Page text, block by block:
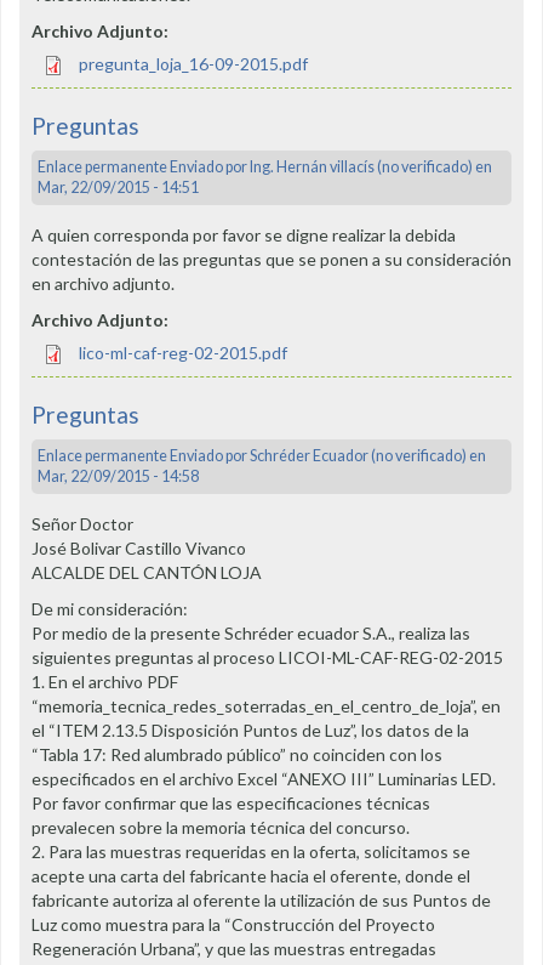
Archivo Adjunto:
pregunta_loja_16-09-2015.pdf
Preguntas
Enlace permanente Enviado por Ing. Hernán villacís (no verificado) en
Mar, 22/09/2015 - 14:51
A quien corresponda por favor se digne realizar la debida
contestación de las preguntas que se ponen a su consideración
en archivo adjunto.
Archivo Adjunto:
lico-ml-caf-reg-02-2015.pdf
Preguntas
Enlace permanente Enviado porSchréder Ecuador (no verificado) en
Mar, 22/09/2015 - 14:58
Señor Doctor
José Bolivar Castillo Vivanco
ALCALDE DEL CANTÓN LOJA
De mi consideración:
Por medio de la presente Schréder ecuador S.A., realiza las
siguientes preguntas al proceso LICOI-ML-CAF-REG-02-2015
1. En el archivo PDF
“memoria_tecnica_redes_soterradas_en_el_centro_de_loja”, en
el “ITEM 2.13.5 Disposición Puntos de Luz”, los datos de la
“Tabla 17: Red alumbrado público” no coinciden con los
especificados en el archivo Excel “ANEXO III” Luminarias LED.
Por favor confirmar que las especificaciones técnicas
prevalecen sobre la memoria técnica del concurso.
2. Para las muestras requeridas en la oferta, solicitamos se
acepte una carta del fabricante hacia el oferente, donde el
fabricante autoriza al oferente la utilización de sus Puntos de
Luz como muestra para la “Construcción del Proyecto
Regeneración Urbana”, y que las muestras entregadas